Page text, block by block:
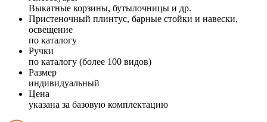
Выкатные корзины, бутылочницы и др.
Пристеночный плинтус, барные стойки и навески,
освещение
по каталогу
Ручки
по каталогу (более 100 видов)
Размер
индивидуальный
Цена
указана за базовую комплектацию